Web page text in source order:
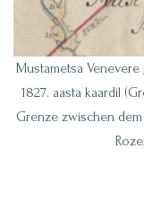
Mustametsa Venevere
1827. aasta kaardil
Grenze zwischen